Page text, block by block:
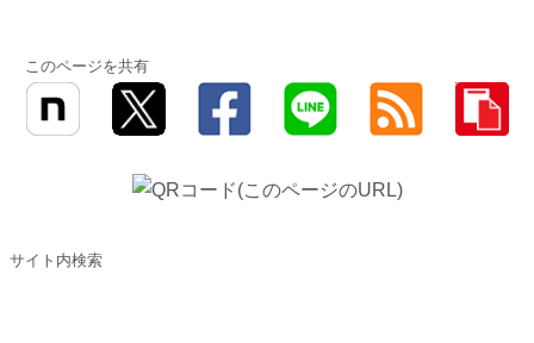
このページを共有
サイト内検索